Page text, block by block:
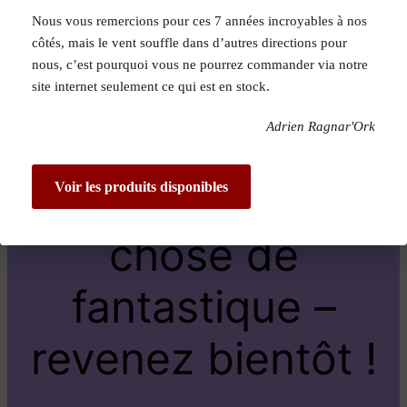
Pardon pour le
dérangement !
Nous travaillons
sur quelque
chose de
fantastique –
revenez bientôt !
Nous vous remercions pour ces 7 années incroyables à nos
côtés, mais le vent souffle dans d’autres directions pour
nous, c’est pourquoi vous ne pourrez commander via notre
site internet seulement ce qui est en stock.
Adrien Ragnar'Ork
Voir les produits disponibles